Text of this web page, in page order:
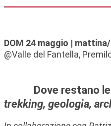
DOM 24 maggio |
@Valle del Fantella,
Dove restano
trekking, geologia,